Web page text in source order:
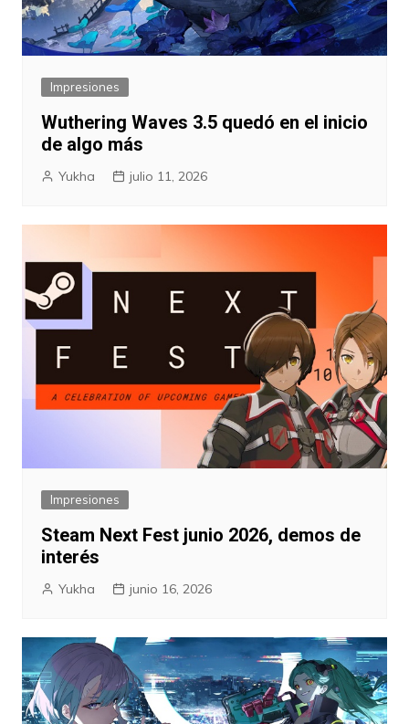
Impresiones
Wuthering Waves 3.5 quedó en el inicio
de algo más
Yukha julio 11, 2026
Impresiones
Steam Next Fest junio 2026, demos de
interés
Yukha junio 16, 2026